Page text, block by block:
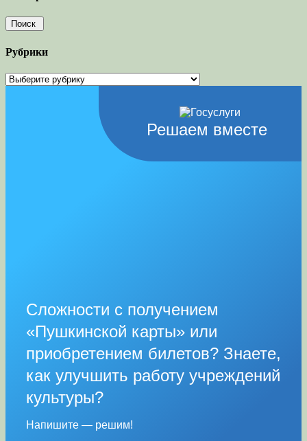
Рубрики
Рубрики
Решаем вместе
Сложности с получением
«Пушкинской карты» или
приобретением билетов? Знаете,
как улучшить работу учреждений
культуры?
Напишите — решим!